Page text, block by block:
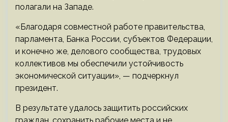
полагали на Западе.
«Благодаря совместной работе правительства,
парламента, Банка России, субъектов Федерации,
и конечно же, делового сообщества, трудовых
коллективов мы обеспечили устойчивость
экономической ситуации», — подчеркнул
президент.
В результате удалось защитить российских
граждан, сохранить рабочие места и не